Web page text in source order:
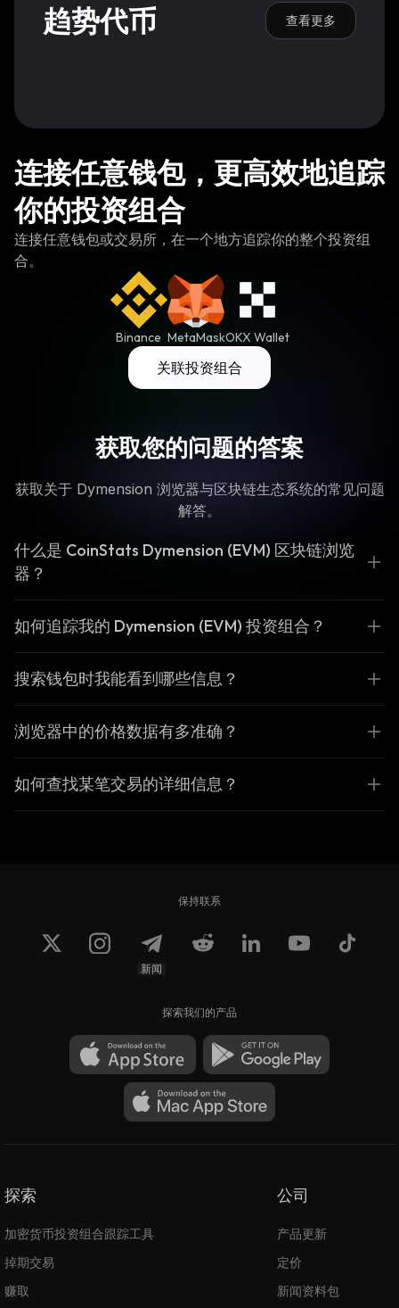
趋势代币 查看更多
连接任意钱包，更高效地追踪
你的投资组合
连接任意钱包或交易所，在一个地方追踪你的整个投资组
合。
Binance MetaMaskOKX Wallet
关联投资组合
获取您的问题的答案
获取关于 Dymension 浏览器与区块链生态系统的常见问题
解答。
什么是 CoinStats Dymension (EVM) 区块链浏览
器？
如何追踪我的 Dymension (EVM) 投资组合？
搜索钱包时我能看到哪些信息？
浏览器中的价格数据有多准确？
如何查找某笔交易的详细信息？
保持联系
新闻
探索我们的产品
探索
加密货币投资组合跟踪工具
掉期交易
赚取
公司
产品更新
定价
新闻资料包